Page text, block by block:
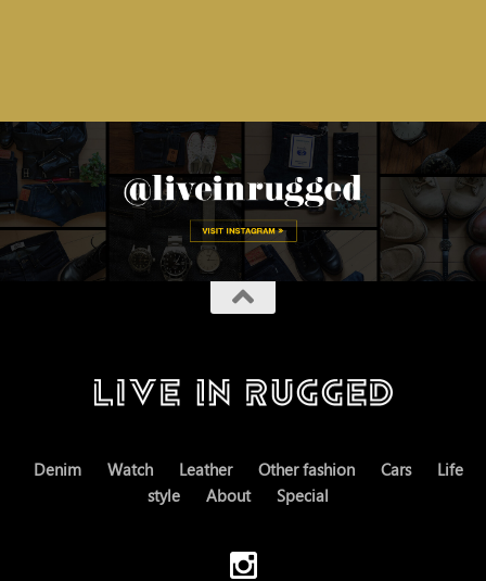
Denim Watch Leather Other fashion Cars
Life
style
About Special